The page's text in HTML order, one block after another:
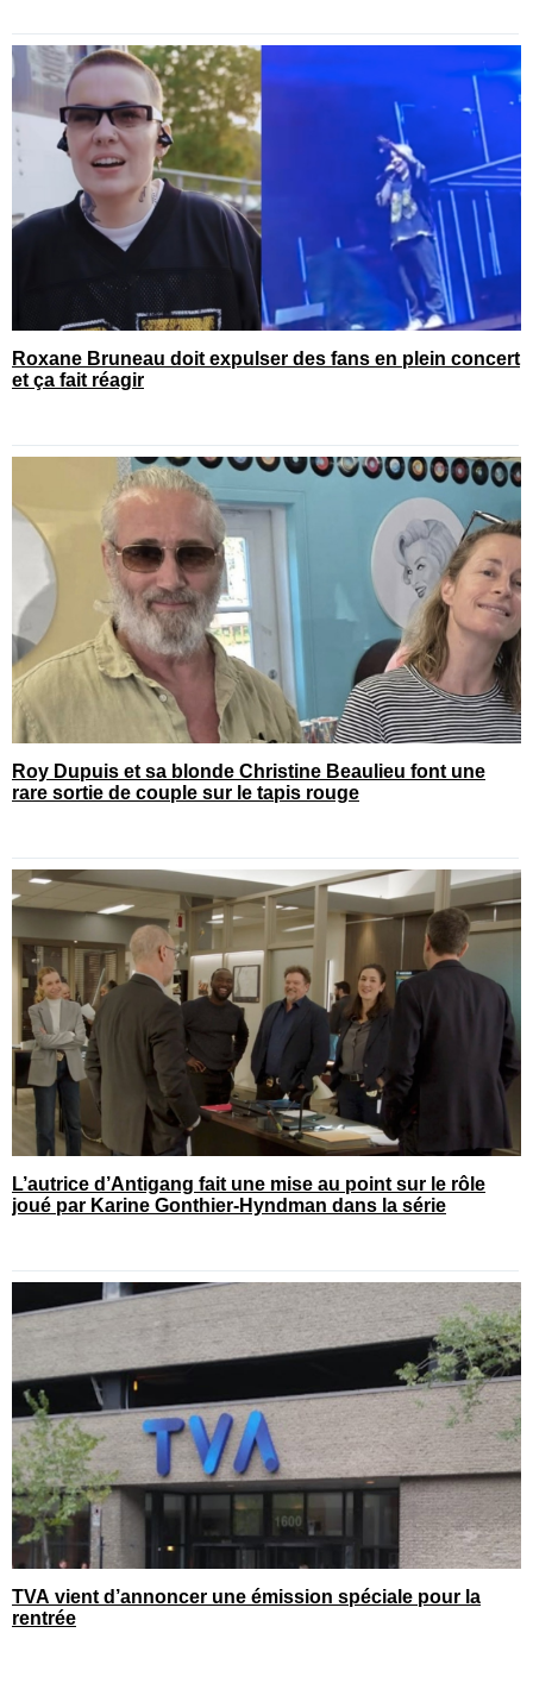
Roxane Bruneau doit expulser des fans en plein concert
et ça fait réagir
Roy Dupuis et sa blonde Christine Beaulieu font une
rare sortie de couple sur le tapis rouge
L’autrice d’Antigang fait une mise au point sur le rôle
joué par Karine Gonthier-Hyndman dans la série
TVA vient d’annoncer une émission spéciale pour la
rentrée